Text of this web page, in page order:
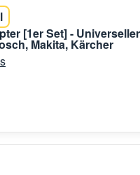
[1er Set] -
Makita, Kärcher